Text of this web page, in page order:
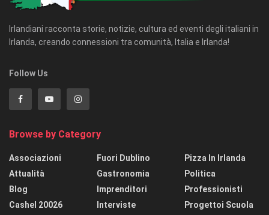
Irlandiani racconta storie, notizie, cultura ed eventi degli italiani in
Irlanda, creando connessioni tra comunità, Italia e Irlanda!
Follow Us
Browse by Category
Associazioni
Attualità
Blog
Cashel 20026
Fuori Dublino
Gastronomia
Imprenditori
Interviste
Pizza In Irlanda
Politica
Professionisti
Progettoi Scuola